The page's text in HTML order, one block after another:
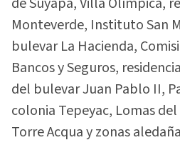
Monteverde, Instituto San
bulevar La Hacienda,
Bancos y Seguros,
del bulevar Juan Pablo II,
colonia Tepeyac, Lomas
Torre Acqua y zonas